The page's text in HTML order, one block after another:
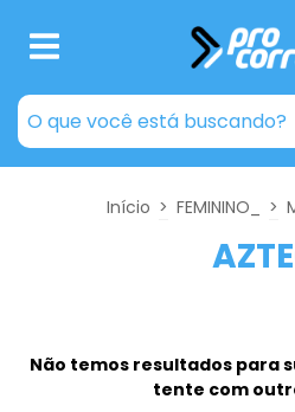
Início > FEMININO_ >
Não temos resultados para
tente com